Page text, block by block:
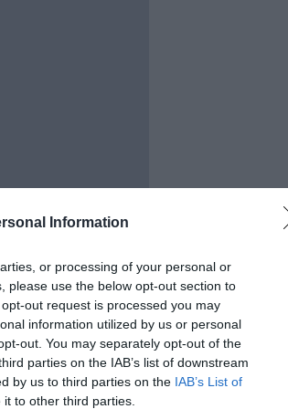
Information
or processing of your personal or
please use the below opt-out section to
out request is processed you may
information utilized by us or personal
out. You may separately opt-out of the
parties on the IAB’s list of downstream
by us to third parties on the IAB’s List of
to other third parties.